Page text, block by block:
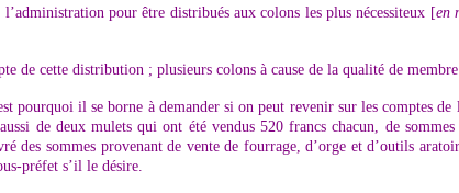
pour être distribués aux colons les plus nécessiteux [en
cette distribution ; plusieurs colons à cause de la qualité de membre
pourquoi il se borne à demander si on peut revenir sur les comptes
de deux mulets qui ont été vendus 520 francs chacun, de
des sommes provenant de vente de fourrage, d’orge et d’outils
préfet s’il le désire.